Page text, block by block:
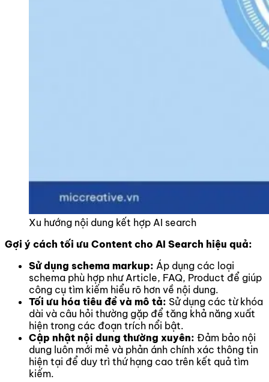
Xu hướng nội dung kết hợp AI search
Gợi ý cách tối ưu Content cho AI Search hiệu quả:
Sử dụng schema markup: Áp dụng các loại
schema phù hợp như Article, FAQ, Product để giúp
công cụ tìm kiếm hiểu rõ hơn về nội dung.
Tối ưu hóa tiêu đề và mô tả: Sử dụng các từ khóa
dài và câu hỏi thường gặp để tăng khả năng xuất
hiện trong các đoạn trích nổi bật.
Cập nhật nội dung thường xuyên: Đảm bảo nội
dung luôn mới mẻ và phản ánh chính xác thông tin
hiện tại để duy trì thứ hạng cao trên kết quả tìm
kiếm.